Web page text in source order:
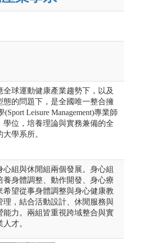
球運動健康產業趨勢下，以及
的問題下，是全國唯一整合擁
Leisure Management)專業師
位，培養理論與實務兼備的全
學系所。
組與休閒組兩個發展。身心組
身體調整、動作開發、身心療
望從事身體調整與身心健康教
，結合活動設計、休閒服務與
力。兩組皆重視跨域整合與實
才。